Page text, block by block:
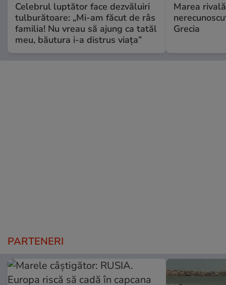
Celebrul luptător face dezvăluiri
tulburătoare: „Mi-am făcut de râs
familia! Nu vreau să ajung ca tatăl
meu, băutura i-a distrus viața”
Marea
Grecia
PARTENERI